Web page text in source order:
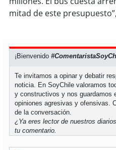
mitad de este
¡Bienvenido
Te invitamos a opinar y debatir
noticia. En SoyChile valoramos
y constructivos y nos guardamos
opiniones agresivas y ofensivas.
de la conversación.
¿Ya eres lector de nuestros
tu comentario.